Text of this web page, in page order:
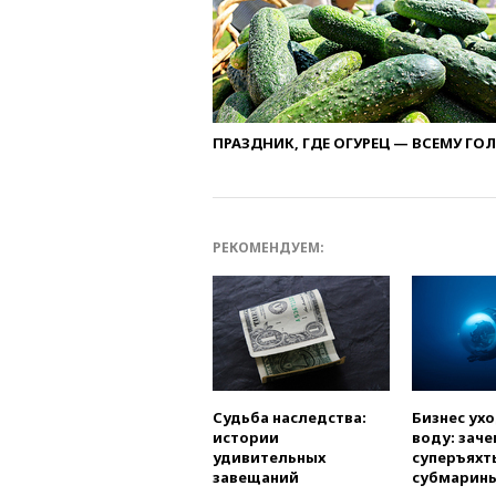
ПРАЗДНИК, ГДЕ ОГУРЕЦ — ВСЕМУ
РЕКОМЕНДУЕМ:
Судьба наследства:
истории
удивительных
завещаний
Бизнес
воду: